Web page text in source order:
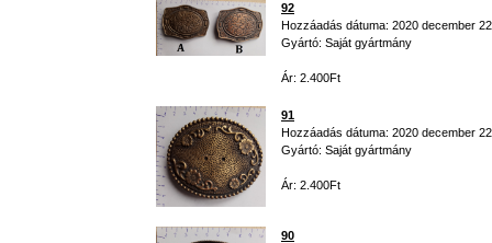
92
Hozzáadás dátuma: 2020 december
Gyártó: Saját gyártmány
Ár: 2.400Ft
91
Hozzáadás dátuma: 2020 december
Gyártó: Saját gyártmány
Ár: 2.400Ft
90